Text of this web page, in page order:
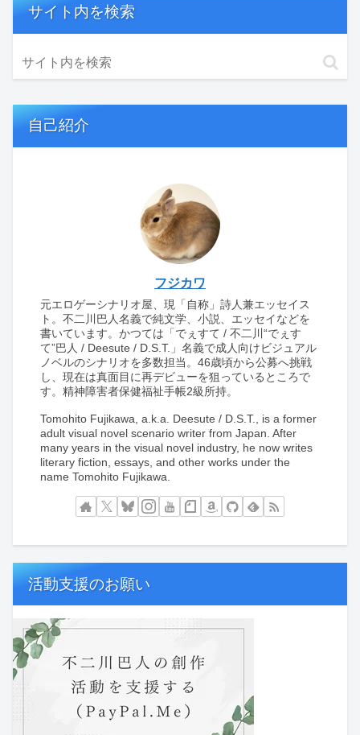
サイト内を検索
自己紹介
フジカワ
元エロゲーシナリオ屋、現「自称」詩人兼エッセイス
ト。不二川巴人名義で純文学、小説、エッセイなどを
書いています。かつては「でぇすて / 不二川“でぇす
て”巴人 / Deesute / D.S.T.」名義で成人向けビジュアル
ノベルのシナリオを多数担当。46歳頃から公募へ挑戦
し、現在は真面目に再デビューを狙っているところで
す。精神障害者保健福祉手帳2級所持。
Tomohito Fujikawa, a.k.a. Deesute / D.S.T., is a former
adult visual novel scenario writer from Japan. After
many years in the visual novel industry, he now writes
literary fiction, essays, and other works under the
name Tomohito Fujikawa.
活動支援のお願い